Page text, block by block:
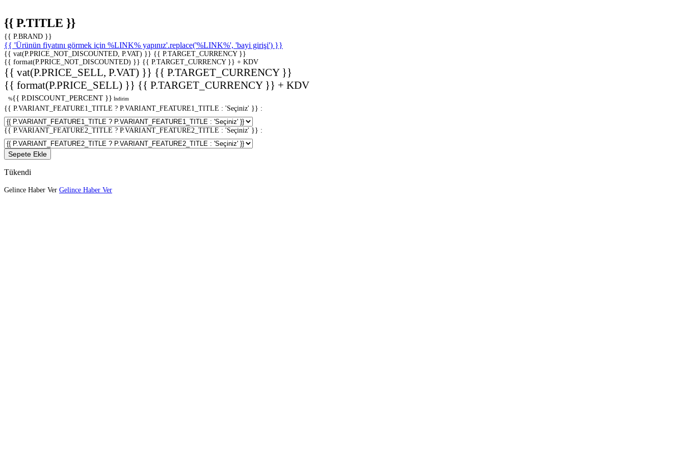
{{ P.TITLE }}
{{ P.BRAND }}
{{ 'Ürünün fiyatını görmek için %LINK% yapınız'.replace('%LINK%', 'bayi girişi') }}
{{ vat(P.PRICE_NOT_DISCOUNTED, P.VAT) }} {{ P.TARGET_CURRENCY }}
{{ format(P.PRICE_NOT_DISCOUNTED) }} {{ P.TARGET_CURRENCY }} + KDV
{{ vat(P.PRICE_SELL, P.VAT) }} {{ P.TARGET_CURRENCY }}
{{ format(P.PRICE_SELL) }} {{ P.TARGET_CURRENCY }} + KDV
%{{ P.DISCOUNT_PERCENT }} İndirim
{{ P.VARIANT_FEATURE1_TITLE ? P.VARIANT_FEATURE1_TITLE : 'Seçiniz' }} :
{{ P.VARIANT_FEATURE2_TITLE ? P.VARIANT_FEATURE2_TITLE : 'Seçiniz' }} :
Sepete Ekle
Tükendi
Gelince Haber Ver Gelince Haber Ver